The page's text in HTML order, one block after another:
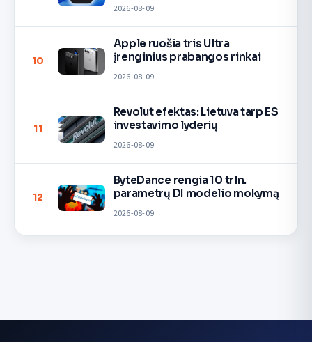
2026-08-09
10
Apple ruošia tris Ultra
įrenginius prabangos rinkai
2026-08-09
11
Revolut efektas: Lietuva tarp ES
investavimo lyderių
2026-08-09
12
ByteDance rengia 10 trln.
parametrų DI modelio mokymą
2026-08-09